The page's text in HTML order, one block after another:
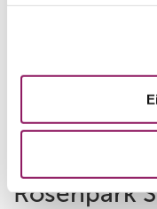
Specials &
Rosenpark